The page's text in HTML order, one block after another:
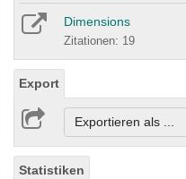
Dimensions
Zitationen: 19
Export
Exportieren als ...
Statistiken